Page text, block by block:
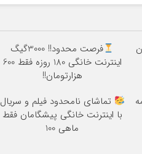
فرصت محدود!! 3000گیگ
اینترنت خانگی 180 روزه فقط 600
هزارتومان!!
تماشای نامحدود فیلم و سریال
با اینترنت خانگی پیشگامان فقط
ماهی 100